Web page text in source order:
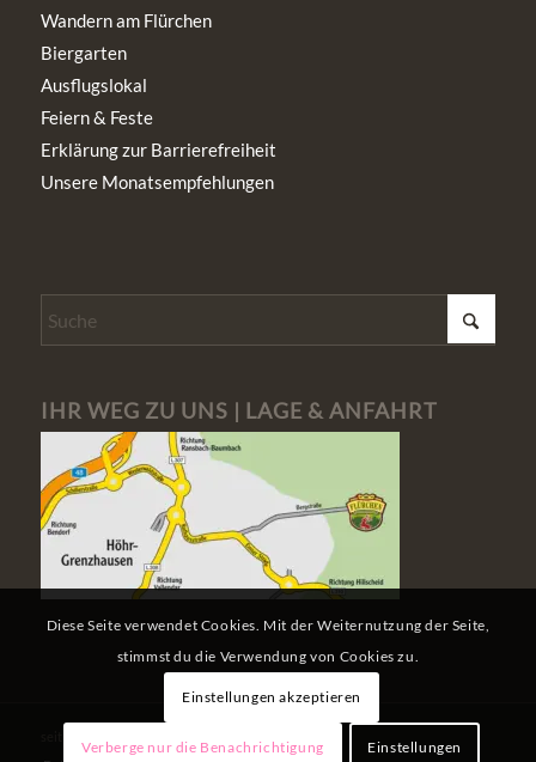
Wandern am Flürchen
Biergarten
Ausflugslokal
Feiern & Feste
Erklärung zur Barrierefreiheit
Unsere Monatsempfehlungen
IHR WEG ZU UNS | LAGE & ANFAHRT
Diese Seite verwendet Cookies. Mit der Weiternutzung der Seite,
stimmst du die Verwendung von Cookies zu.
Einstellungen akzeptieren
Verberge nur die Benachrichtigung Einstellungen